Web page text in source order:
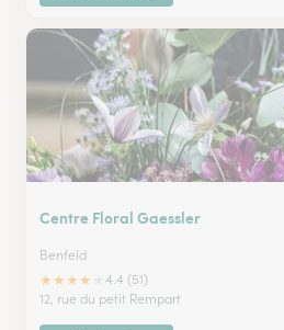
Centre Floral Gaessler
Benfeld
★★★★
4.4 (51)
12, rue du petit Rempart